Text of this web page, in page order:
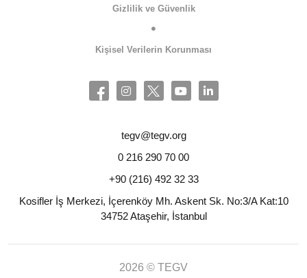
Gizlilik ve Güvenlik
Kişisel Verilerin Korunması
tegv@tegv.org
0 216 290 70 00
+90 (216) 492 32 33
Kosifler İş Merkezi, İçerenköy Mh. Askent Sk. No:3/A Kat:10
34752 Ataşehir, İstanbul
2026 © TEGV